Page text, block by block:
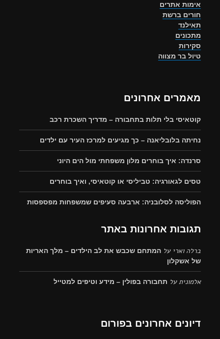
אימות אתרים
חורים ברשת
תאילנד
מתכונים
סקירות
טיול בר מצווה
מאמרים אחרונים
קוטאיסי בלי תלות בתחבורה – מדריך השכרת רכב
נחיתה בלובליאנה – כך מגיעים למרכז העיר עם ילדים
סרנדה: איך בוחרים מלון משפחתי מול הים היוני
טסים לגאורגיה: טביליסי או קוטאיסי, ואיך בוחרים
הפוליסה לסלובניה: ארבעה סעיפים שמשפחות מפספסות
תגובות אחרונות באתר
ברלה וארי על המתחם שכבש את לב הילדים – מלך האריות
של אשקלון
אלמוניתעל תחבורה בפולין – מידע וטיפים למטייל
דיונים אחרונים בפורום